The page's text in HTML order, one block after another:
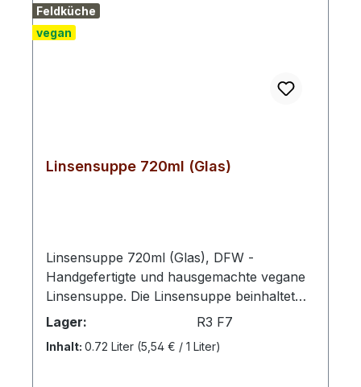
Feldküche
vegan
Linsensuppe 720ml (Glas)
Linsensuppe 720ml (Glas), DFW -
Handgefertigte und hausgemachte vegane
Linsensuppe. Die Linsensuppe beinhaltet
sehr viel Protein bei wenig Fett und guten
Kohlenhydraten durch Kartoffeln. Damit
eignet sie sich hervorragend zum
Lager: R3 F7
Inhalt: 0.72 Liter (5,54 € / 1 Liter)